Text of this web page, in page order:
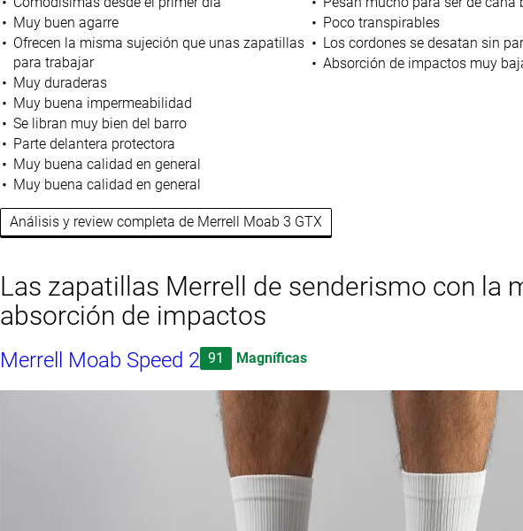
Muy buen agarre
Ofrecen la misma sujeción que unas zapatillas
para trabajar
Muy duraderas
Muy buena impermeabilidad
Se libran muy bien del barro
Parte delantera protectora
Muy buena calidad en general
Muy buena calidad en general
Poco transpirables
Los cordones se desatan sin
Absorción de impactos muy
Análisis y review completa de Merrell Moab 3 GTX
Las zapatillas Merrell de senderismo con la
absorción de impactos
Merrell Moab Speed 2 91 Magníficas